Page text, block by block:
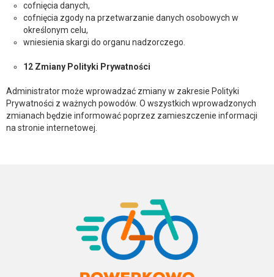
cofnięcia danych,
cofnięcia zgody na przetwarzanie danych osobowych w
określonym celu,
wniesienia skargi do organu nadzorczego.
12 Zmiany Polityki Prywatności
Administrator może wprowadzać zmiany w zakresie Polityki
Prywatności z ważnych powodów. O wszystkich wprowadzonych
zmianach będzie informować poprzez zamieszczenie informacji
na stronie internetowej.